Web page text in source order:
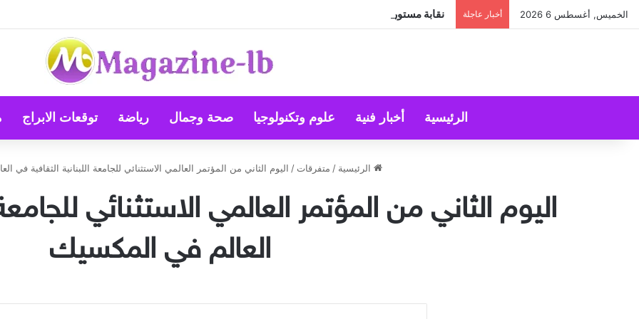
الخميس, أغسطس 6 2026 أخبار عاجلة نقابة مستوردي المواد الغذائية: الأسعار مستقرة رغم ضغوط الشحن العالمية
الرئيسية أخبار فنية علوم وتكنولوجيا صحة وجمال رياضة توقعات الابراج
الرئيسية / متفرقات / اليوم الثاني من المؤتمر العالمي الاستثنائي للجامعة اللبنانية الثقافية في
اليوم الثاني من المؤتمر العالمي الاستثنائي
العالم في المكسيك